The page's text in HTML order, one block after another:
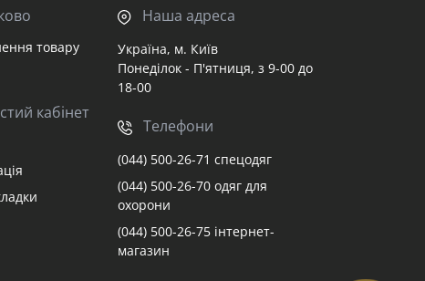
товару
кабінет
Наша адреса
Україна, м. Київ
Понеділок - П'ятниця, з 9-00 до
18-00
Телефони
(044) 500-26-71 спецодяг
(044) 500-26-70 одяг для
охорони
(044) 500-26-75 інтернет-
магазин